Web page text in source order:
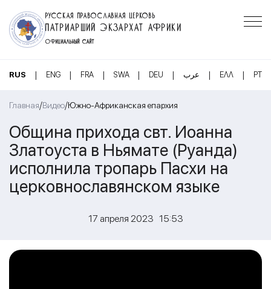
РУССКАЯ ПРАВОСЛАВНАЯ ЦЕРКОВЬ
ПАТРИАРШИЙ ЭКЗАРХАТ АФРИКИ
ОФИЦИАЛЬНЫЙ САЙТ
RUS | ENG | FRA | SWA | DEU | عرب | ΕΛΛ | PT
Главная/Видео/Южно-Африканская епархия
Община прихода свт. Иоанна
Златоуста в Ньямате (Руанда)
исполнила тропарь Пасхи на
церковнославянском языке
17 апреля 2023 15:53